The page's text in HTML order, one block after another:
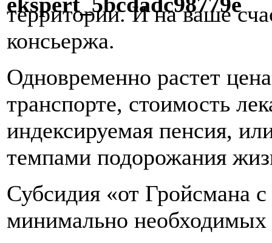
территории. И на ваше
консьержа.
Одновременно растет
транспорте, стоимость
индексируемая пенсия,
темпами подорожания
Субсидия «от Гройсмана
минимально необходимых